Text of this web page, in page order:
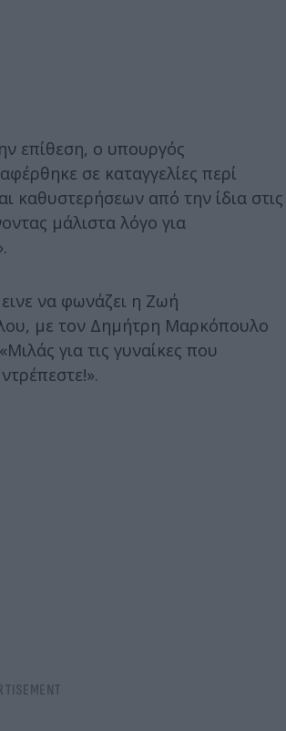
επίθεση, ο υπουργός
σε καταγγελίες περί
καθυστερήσεων από την ίδια στις
μάλιστα λόγο για
να φωνάζει η Ζωή
με τον Δημήτρη Μαρκόπουλο
για τις γυναίκες που